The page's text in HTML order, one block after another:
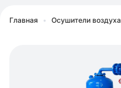
Главная • Осушители воздуха